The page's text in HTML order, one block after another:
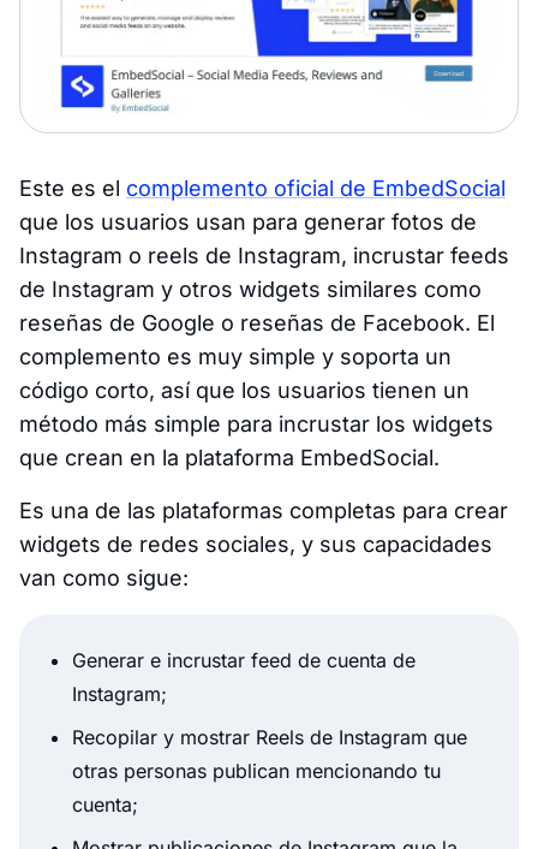
Este es el complemento oficial de EmbedSocial
que los usuarios usan para generar fotos de
Instagram o reels de Instagram, incrustar feeds
de Instagram y otros widgets similares como
reseñas de Google o reseñas de Facebook. El
complemento es muy simple y soporta un
código corto, así que los usuarios tienen un
método más simple para incrustar los widgets
que crean en la plataforma EmbedSocial.
Es una de las plataformas completas para crear
widgets de redes sociales, y sus capacidades
van como sigue:
Generar e incrustar feed de cuenta de
Instagram;
Recopilar y mostrar Reels de Instagram que
otras personas publican mencionando tu
cuenta;